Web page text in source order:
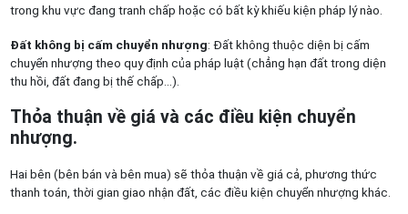
trong khu vực đang tranh chấp hoặc có bất kỳ khiếu kiện pháp lý nào.
Đất không bị cấm chuyển nhượng: Đất không thuộc diện bị cấm
chuyển nhượng theo quy định của pháp luật (chẳng hạn đất trong diện
thu hồi, đất đang bị thế chấp…).
Thỏa thuận về giá và các điều kiện chuyển
nhượng.
Hai bên (bên bán và bên mua) sẽ thỏa thuận về giá cả, phương thức
thanh toán, thời gian giao nhận đất, các điều kiện chuyển nhượng khác.